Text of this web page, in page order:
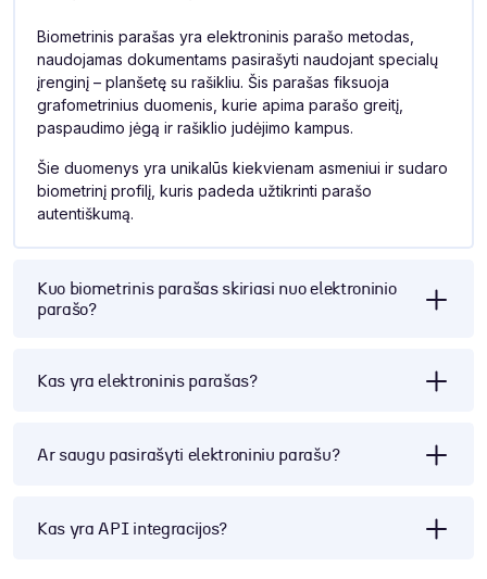
Biometrinis parašas yra elektroninis parašo metodas,
naudojamas dokumentams pasirašyti naudojant specialų
įrenginį – planšetę su rašikliu. Šis parašas fiksuoja
grafometrinius duomenis, kurie apima parašo greitį,
paspaudimo jėgą ir rašiklio judėjimo kampus.
Šie duomenys yra unikalūs kiekvienam asmeniui ir sudaro
biometrinį profilį, kuris padeda užtikrinti parašo
autentiškumą.
Kuo biometrinis parašas skiriasi nuo elektroninio
parašo?
Kas yra elektroninis parašas?
Ar saugu pasirašyti elektroniniu parašu?
Kas yra API integracijos?